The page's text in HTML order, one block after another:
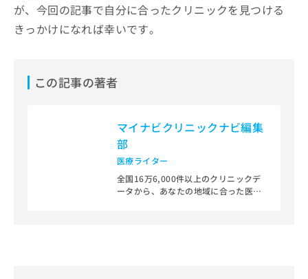
が、今回の記事で自分に合ったクリニックを見つける
きっかけになれば幸いです。
この記事の著者
マイナビクリニックナビ編集
部
医療ライター
全国16万6,000件以上のクリニックデ
ータから、あなたの地域に合った医療